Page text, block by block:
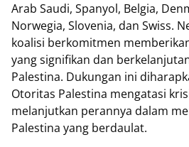
Arab Saudi, Spanyol, Belgia,
Norwegia, Slovenia, dan Swiss.
koalisi berkomitmen
yang signifikan dan
Palestina. Dukungan ini
Otoritas Palestina mengatasi
melanjutkan perannya dalam
Palestina yang berdaulat.